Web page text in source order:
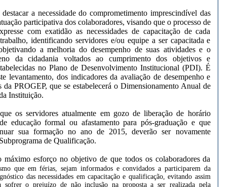
a necessidade do comprometimento imprescindível das
participativa dos colaboradores, visando que o processo de
com exatidão as necessidades de capacitação de cada
identificando servidores e/ou equipe a ser capacitada e
a melhoria do desempenho de suas atividades e o
da cidadania voltados ao cumprimento dos objetivos e
no Plano de Desenvolvimento Institucional (PDI). É
levantamento, dos indicadores da avaliação de desempenho e
da PROGEP, que se estabelecerá o Dimensionamento Anual de
Instituição.
os servidores atualmente em gozo de liberação de horário
educação formal ou afastamento para pós-graduação e que
sua formação no ano de 2015, deverão ser novamente
de Qualificação.
máximo esforço no objetivo de que todos os colaboradores da
que em férias, sejam informados e convidados a participarem da
das necessidades em capacitação e qualificação, evitando assim
sofrer o prejuízo de não inclusão na proposta a ser realizada pela